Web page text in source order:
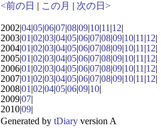
<前の日 | この月 | 次の日>
2002|04|05|06|07|08|09|10|11 |12|
2003|01 |02|03|04|05|06|07|08|09|10|11 |12|
2004|01 |02|03|04|05|06|07|08|09|10|11 |12|
2005|01 |02|03|04|05|06|07|08|09|10|11 |12|
2006|01 |02|03|04|05|06|07|08|09|10|11 |12|
2007|01 |02|03|04|05|06|07|08|09|10|11 |12|
2008|01 |02|04|05|06|09|10|
2009|07|
2010|09|
Generated by tDiaryversion A